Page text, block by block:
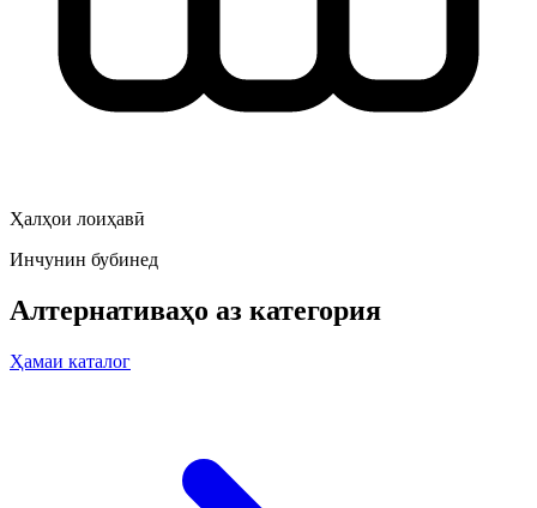
Ҳалҳои лоиҳавӣ
Инчунин бубинед
Алтернативаҳо аз категория
Ҳамаи каталог